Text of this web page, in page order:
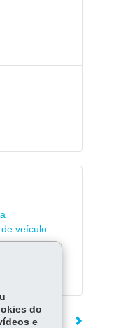
veículo
veículo
do
e